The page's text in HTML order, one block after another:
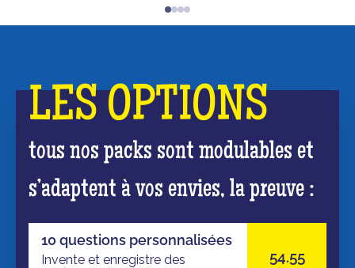
LES OPTIONS
tous nos packs sont modulables et
s’adaptent à vos envies, la preuve :
10 questions personnalisées
Invente et enregistre des
54.55